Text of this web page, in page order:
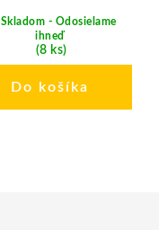
Skladom - Odosielame
ihneď
(8 ks)
Do košíka